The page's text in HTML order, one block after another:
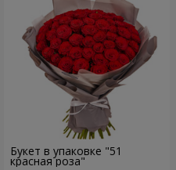
Букет в упаковке "51
красная роза"